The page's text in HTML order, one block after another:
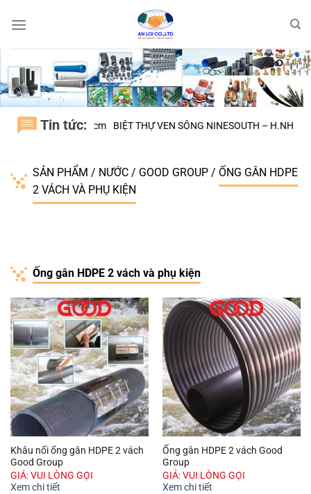
qua
Tin tức:
CHÁNH tphcm BIỆT THỰ VEN SÔNG NINESOUTH – H.NHÀ BÈ
SẢN PHẨM / NƯỚC / GOOD GROUP / ỐNG GÂN HDPE
2 VÁCH VÀ PHỤ KIỆN
Ống gân HDPE 2 vách và phụ kiện
Khâu nối ống gân HDPE 2 vách
Good Group
GIÁ: VUI LÒNG GỌI
Xem chi tiết
Ống gân HDPE 2 vách Good
Group
GIÁ: VUI LÒNG GỌI
Xem chi tiết